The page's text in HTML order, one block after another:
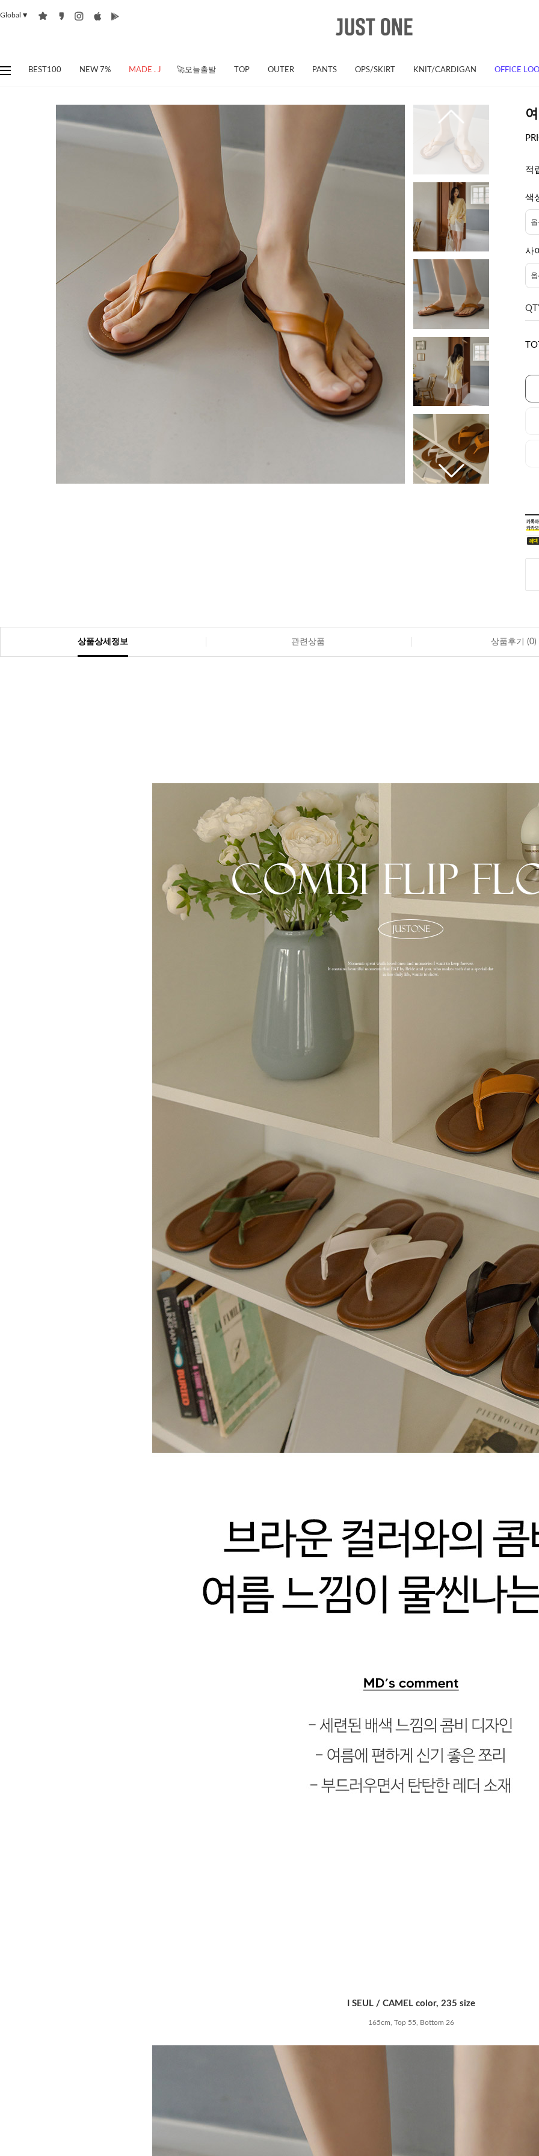
Global ▼
BEST100 NEW 7% MADE . J 🚀오늘출발 TOP OUTER PANTS OPS/SKIRT KNIT/CARDIGAN OFFICE
적
색
사
상품상세정보 관련상품 상품후기 (0)
I SEUL / CAMEL color, 235 size
165cm, Top 55, Bottom 26